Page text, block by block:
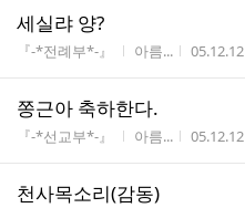
세실랴 양?
게시판명
『-*전례부*-』 작성자
아름... 작성시간
05.12.12
쫑근아 축하한다.
게시판명
『-*선교부*-』 작성자
아름... 작성시간
05.12.12
천사목소리(감동)